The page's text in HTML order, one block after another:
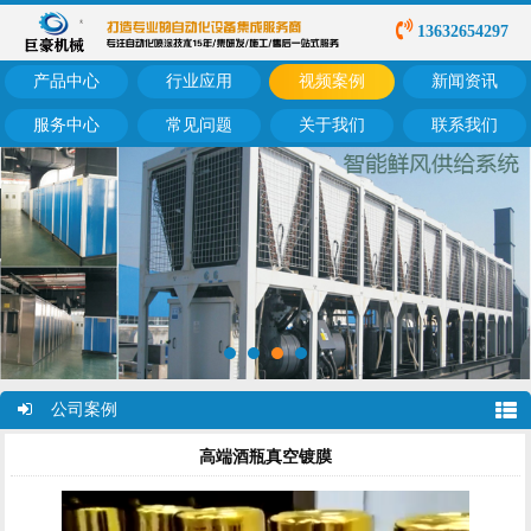
13632654297
产品中心 行业应用 视频案例 新闻资讯
服务中心 常见问题 关于我们 联系我们
公司案例
高端酒瓶真空镀膜